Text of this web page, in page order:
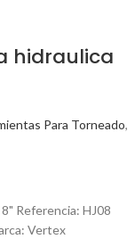
hidraulica
Para Torneado,
Referencia: HJ08
Vertex